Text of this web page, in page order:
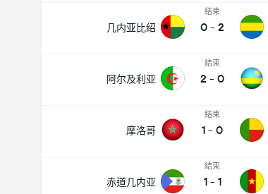
几内亚比绍
結束
0 - 2
阿尔及利亚
結束
2 - 0
摩洛哥
結束
1 - 0
赤道几内亚
結束
1 - 1